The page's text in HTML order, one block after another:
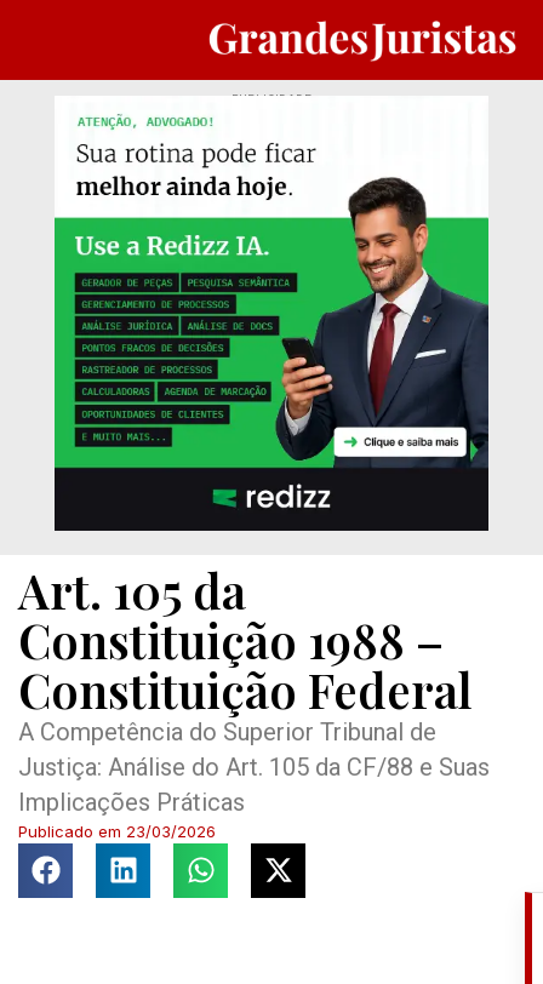
PUBLICIDADE
Art. 105 da
Constituição 1988 –
Constituição Federal
A Competência do Superior Tribunal de
Justiça: Análise do Art. 105 da CF/88 e Suas
Implicações Práticas
Publicado em 23/03/2026